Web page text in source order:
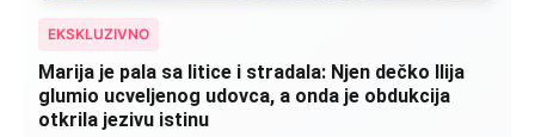
EKSKLUZIVNO
Kad se Marin suprug razbolio ona ga kupala,
pelene mu mijenjala: Jedno jutro je poslao po
čokoladu..